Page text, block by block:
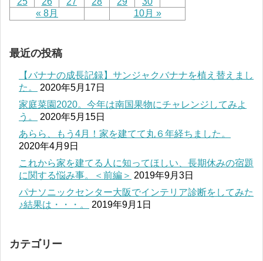
« 8月 10月 »
最近の投稿
【バナナの成長記録】サンジャクバナナを植え替えまし
た。
2020年5月17日
家庭菜園2020。今年は南国果物にチャレンジしてみよ
う。
2020年5月15日
あらら、もう4月！家を建てて丸６年経ちました。
2020年4月9日
これから家を建てる人に知ってほしい、長期休みの宿題
に関する悩み事。＜前編＞ 2019年9月3日
パナソニックセンター大阪でインテリア診断をしてみた
♪結果は・・・。
2019年9月1日
カテゴリー